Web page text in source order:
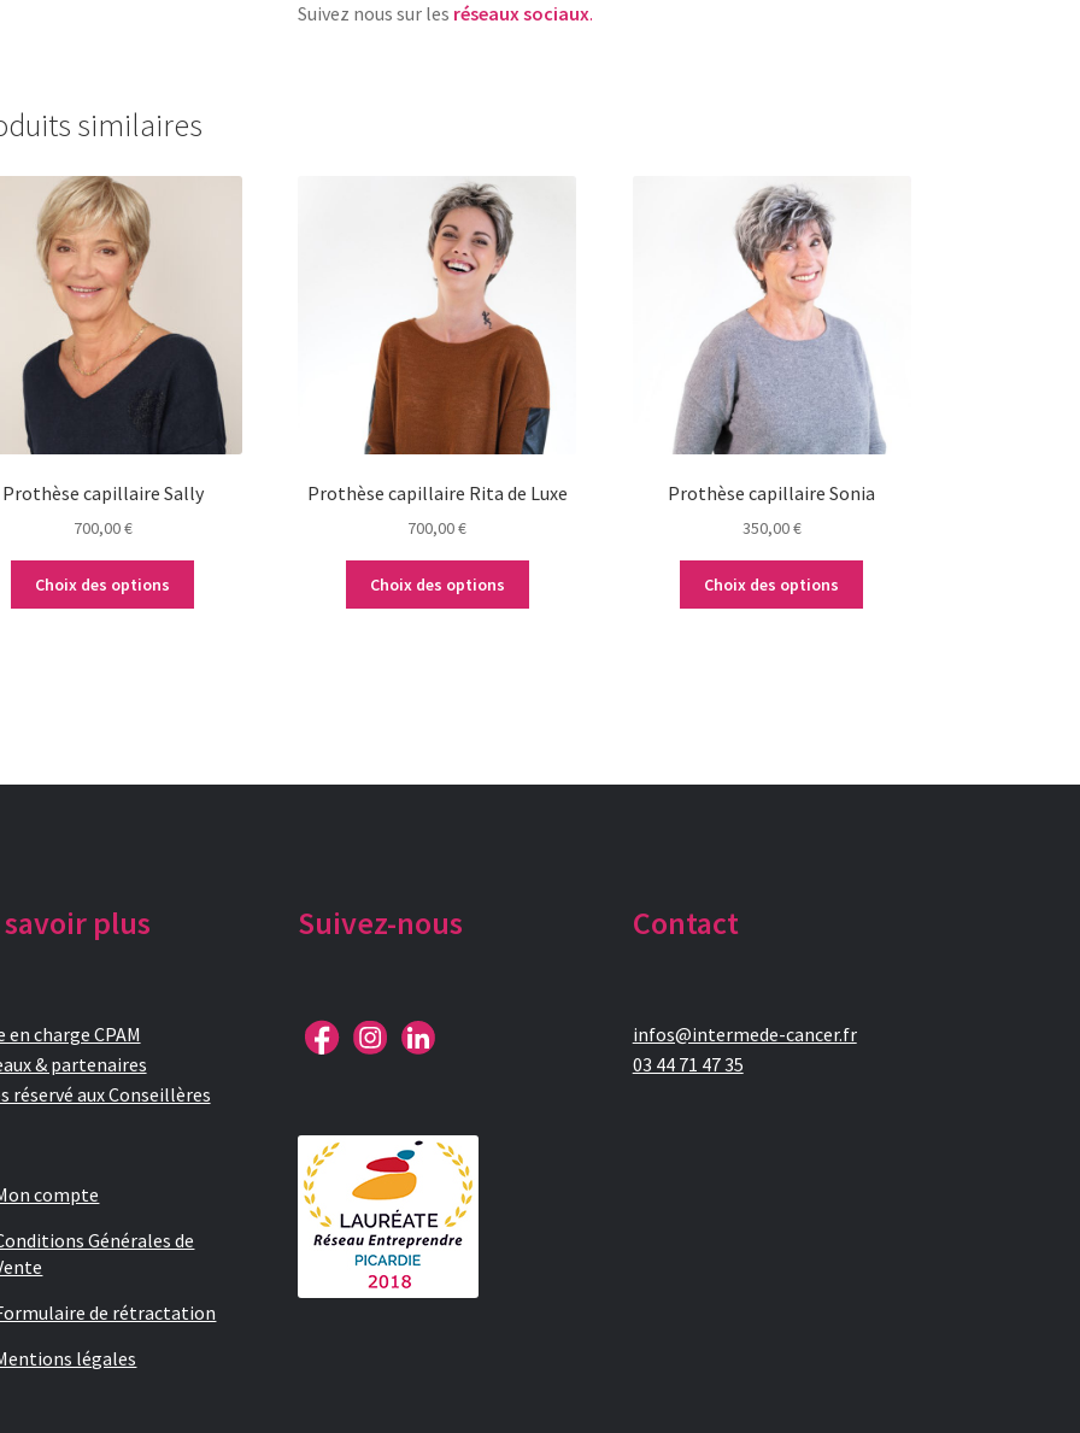
Suivez nous sur les réseaux sociaux.
similaires
Prothèse capillaire Sally
700,00€
Choix des options
Ce
produit
a
plusieurs
variations.
Les
options
peuvent
sur
page
du
produit
Prothèse capillaire Rita de Luxe
700,00€
Choix des options
Ce
produit
a
plusieurs
variations.
Les
options
sur
page
du
produit
Prothèse capillaire Sonia
350,00€
Choix des options
Ce
produit
a
plusieurs
variations.
Les
options
peuvent
être
choisies
sur
page
du
produit
plus
en charge CPAM
& partenaires
réservé aux Conseillères
compte
Générales de
de rétractation
légales
Suivez-nous Contact
infos@intermede-cancer.fr
03 44 71 47 35